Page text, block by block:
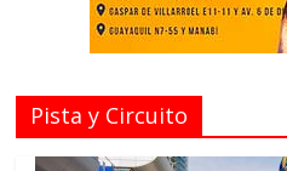
Pista y Circuito